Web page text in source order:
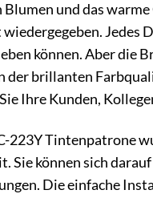
Blumen und das
Jedes
können. Aber die
der brillanten
Ihre Kunden,
223Y Tintenpatrone
Sie können sich
Die einfache